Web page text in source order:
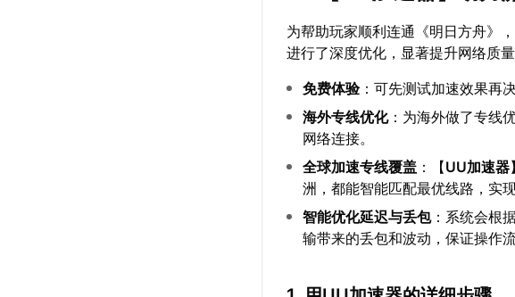
为帮助玩家顺利连通《明日方舟》
进行了深度优化，显著提升网络质
免费体验：可先测试加速效果再
海外专线优化：为海外做了专线
网络连接。
全球加速专线覆盖 ：【UU加速器
洲，都能智能匹配最优线路，实
智能优化延迟与丢包：系统会根
输带来的丢包和波动，保证操作流